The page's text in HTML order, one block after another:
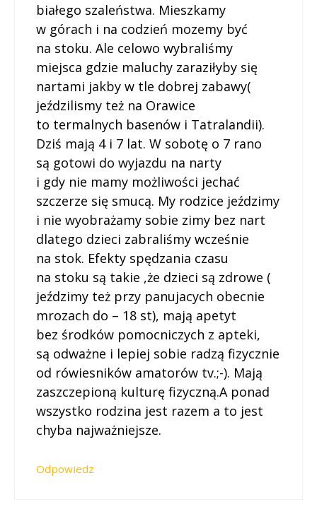
białego szaleństwa. Mieszkamy
w górach i na codzień mozemy być
na stoku. Ale celowo wybraliśmy
miejsca gdzie maluchy zaraziłyby się
nartami jakby w tle dobrej zabawy(
jeździlismy też na Orawice
to termalnych basenów i Tatralandii).
Dziś mają 4 i 7 lat. W sobotę o 7 rano
są gotowi do wyjazdu na narty
i gdy nie mamy możliwości jechać
szczerze się smucą. My rodzice jeździmy
i nie wyobrażamy sobie zimy bez nart
dlatego dzieci zabraliśmy wcześnie
na stok. Efekty spędzania czasu
na stoku są takie ,że dzieci są zdrowe (
jeździmy też przy panujacych obecnie
mrozach do – 18 st), mają apetyt
bez środków pomocniczych z apteki,
są odważne i lepiej sobie radzą fizycznie
od rówiesników amatorów tv.;-). Mają
zaszczepioną kulturę fizyczną.A ponad
wszystko rodzina jest razem a to jest
chyba najważniejsze.
Odpowiedz